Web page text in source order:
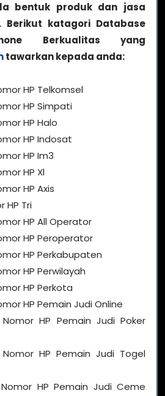
bentuk produk dan jasa
Berikut katagori Database
Berkualitas yang
tawarkan kepada anda:
HP Telkomsel
HP Simpati
HP Halo
HP Indosat
HP Im3
HP Xl
HP Axis
HP Tri
HP All Operator
HP Peroperator
HP Perkabupaten
HP Perwilayah
HP Perkota
HP Pemain Judi Online
HP Pemain Judi Poker
HP Pemain Judi Togel
HP Pemain Judi Ceme